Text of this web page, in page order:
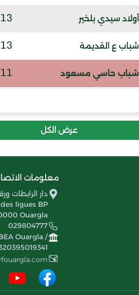
أولاد سيدي بلخير 13
شباب ع القديمة 13
شباب حاسي مسعود 11
عرض الكل
معلومات
دار الرابطات
ligues BP
Ouargla
029804777
Ouargla /